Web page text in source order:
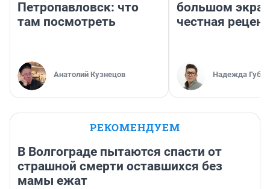
Петропавловск: что
там посмотреть
Анатолий Кузнецов
большом
честная
Надежда
РЕКОМЕНДУЕМ
В Волгограде пытаются спасти от
страшной смерти оставшихся без
мамы ежат